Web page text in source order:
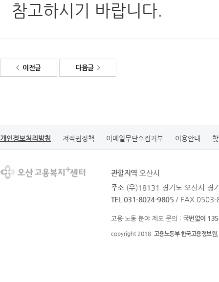
참고하시기 바랍니다.
이전글 다음글
개인정보처리방침 저작권정책 이메일무단수집거부 이용안내
관할지역 오산시
주소 (우)18131 경기도 오산시 경
TEL 031-8024-9805 / FAX
고용·노동 분야 제도 문의 : 국번없이
copyright 2018 고용노동부 한국고용정보원.